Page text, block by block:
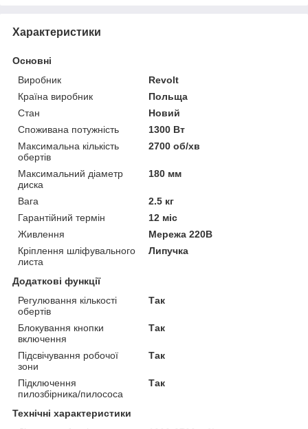
Характеристики
Основні
Виробник
Revolt
Країна виробник
Польща
Стан
Новий
Споживана потужність
1300 Вт
Максимальна кількість
обертів
2700 об/хв
Максимальний діаметр
диска
180 мм
Вага
2.5 кг
Гарантійний термін
12 міс
Живлення
Мережа 220В
Кріплення шліфувального
листа
Липучка
Додаткові функції
Регулювання кількості
обертів
Так
Блокування кнопки
включення
Так
Підсвічування робочої
зони
Так
Підключення
пилозбірника/пилососа
Так
Технічні характеристики